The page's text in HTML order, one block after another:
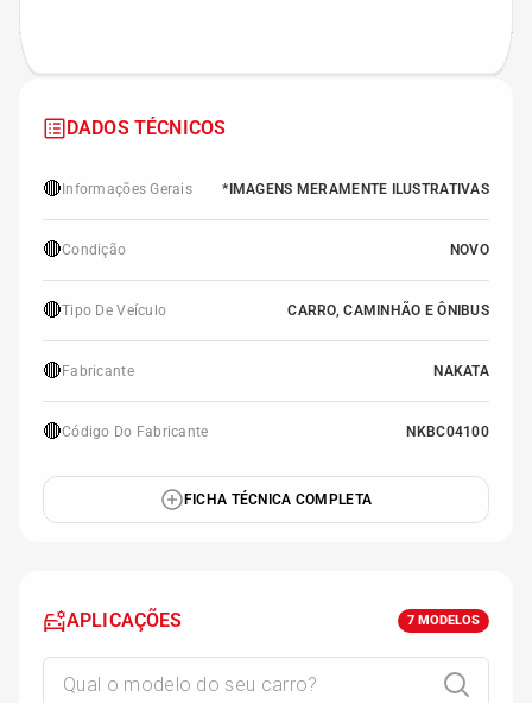
DADOS TÉCNICOS
🔴 Informações Gerais *IMAGENS MERAMENTE ILUSTRATIVAS
🔴Condição NOVO
🔴Tipo De Veículo CARRO, CAMINHÃO E ÔNIBUS
🔴 Fabricante NAKATA
🔴Código Do Fabricante NKBC04100
FICHA TÉCNICA COMPLETA
APLICAÇÕES 7 MODELOS